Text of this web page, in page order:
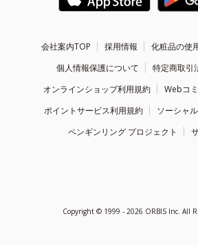
会社案内TOP 採用情報
化粧品の使
個人情報保護について
特定商取引
オンラインショップ利用規約
Webコ
ポイントサービス利用規約
ソーシャ
ペンギンリング プロジェクト
Copyright © 1999 - 2026 ORBIS Inc. All